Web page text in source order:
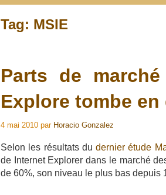
Tag: MSIE
Parts de
Explore tombe
4 mai 2010 par Horacio Gonzalez
Selon les résultats dudernier étude
de Internet Explorer dans le marché
de 60%, son niveau le plus bas depuis